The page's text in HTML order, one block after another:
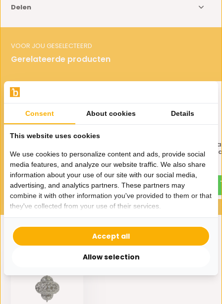
Delen
VOOR JOU GESELECTEERD
Gerelateerde producten
Groot 45 cm - Oosterse
hanglamp
89,-
Hanglamp
Ø 40 - Oosters
160,- 135,-
Eerder bekeken door jou
Consent About cookies Details
This website uses cookies
We use cookies to personalize content and ads, provide social
media features, and analyze our website traffic. We also share
information about your use of our site with our social media,
advertising, and analytics partners. These partners may
combine it with other information you've provided to them or that
they've collected from your use of their services.
Allow selection
Accept all